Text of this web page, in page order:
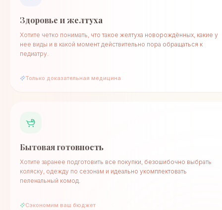
Здоровье и желтуха
Хотите четко понимать, что такое желтуха новорождённых, какие у
нее виды и в какой момент действительно пора обращаться к
педиатру.
Только доказательная медицина
Бытовая готовность
Хотите заранее подготовить все покупки, безошибочно выбрать
коляску, одежду по сезонам и идеально укомплектовать
пеленальный комод.
Сэкономим ваш бюджет